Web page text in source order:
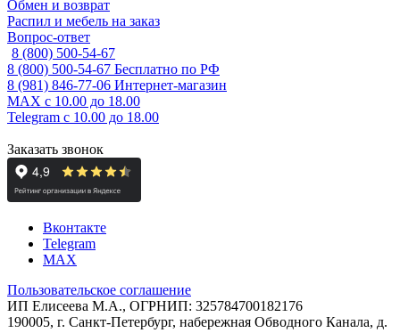
Обмен и возврат
Распил и мебель на заказ
Вопрос-ответ
8 (800) 500-54-67
8 (800) 500-54-67 Бесплатно по РФ
8 (981) 846-77-06 Интернет-магазин
MAX с 10.00 до 18.00
Telegram с 10.00 до 18.00
Заказать звонок
Вконтакте
Telegram
MAX
Пользовательское соглашение
ИП Елисеева М.А., ОГРНИП: 325784700182176
190005, г. Санкт-Петербург, набережная Обводного Канала, д.